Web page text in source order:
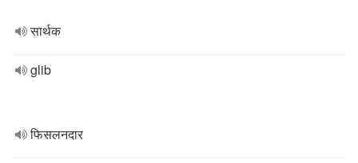
सार्थक
glib
फिसलनदार